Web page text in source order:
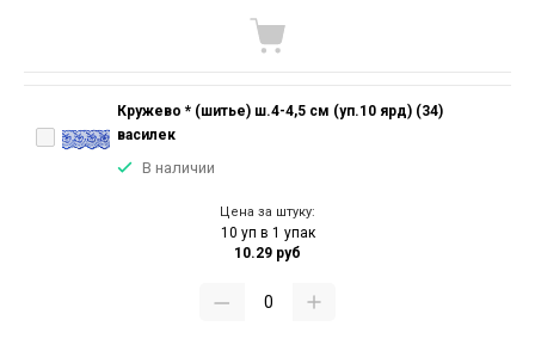
Кружево * (шитье) ш.4-4,5 см (уп.10 ярд) (34)
василек
В наличии
Цена за штуку:
10 уп в 1 упак
10.29 руб